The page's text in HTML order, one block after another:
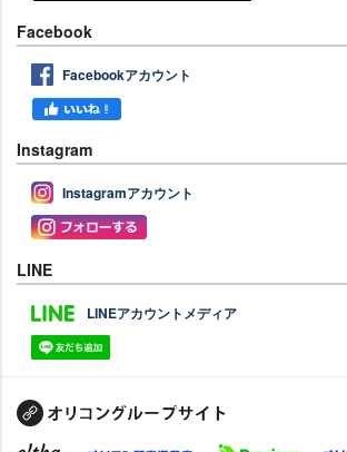
Facebook
Facebookアカウント
Instagram
Instagramアカウント
LINE
LINEアカウントメディア